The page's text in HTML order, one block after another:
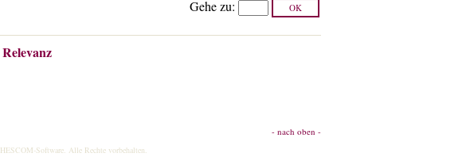
Gehe zu:
Relevanz
- nach oben -
HESCOM-Software. Alle Rechte vorbehalten.